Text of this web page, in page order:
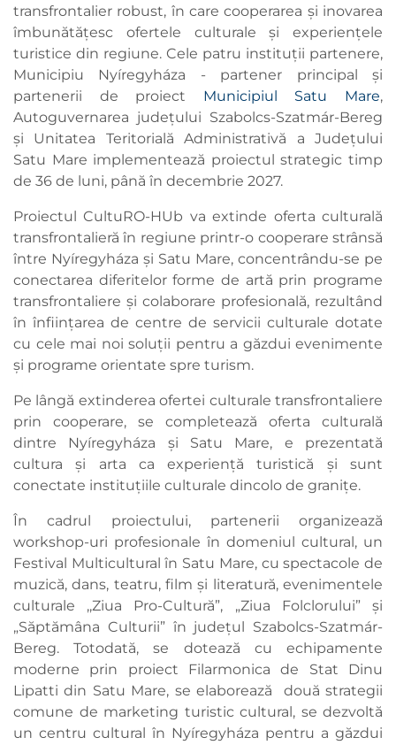
transfrontalier robust, în care cooperarea și inovarea
îmbunătățesc ofertele culturale și experiențele
turistice din regiune. Cele patru instituții partenere,
Municipiu Nyíregyháza - partener principal și
partenerii de proiect Municipiul Satu Mare,
Autoguvernarea județului Szabolcs-Szatmár-Bereg
și Unitatea Teritorială Administrativă a Județului
Satu Mare implementează proiectul strategic timp
de 36 de luni, până în decembrie 2027.
Proiectul CultuRO-HUb va extinde oferta culturală
transfrontalieră în regiune printr-o cooperare strânsă
între Nyíregyháza și Satu Mare, concentrându-se pe
conectarea diferitelor forme de artă prin programe
transfrontaliere și colaborare profesională, rezultând
în înființarea de centre de servicii culturale dotate
cu cele mai noi soluții pentru a găzdui evenimente
și programe orientate spre turism.
Pe lângă extinderea ofertei culturale transfrontaliere
prin cooperare, se completează oferta culturală
dintre Nyíregyháza și Satu Mare, e prezentată
cultura și arta ca experiență turistică și sunt
conectate instituțiile culturale dincolo de granițe.
În cadrul proiectului, partenerii organizează
workshop-uri profesionale în domeniul cultural, un
Festival Multicultural în Satu Mare, cu spectacole de
muzică, dans, teatru, film și literatură, evenimentele
culturale ,,Ziua Pro-Cultură”, „Ziua Folclorului” și
„Săptămâna Culturii” în județul Szabolcs-Szatmár-
Bereg. Totodată, se dotează cu echipamente
moderne prin proiect Filarmonica de Stat Dinu
Lipatti din Satu Mare, se elaborează două strategii
comune de marketing turistic cultural, se dezvoltă
un centru cultural în Nyíregyháza pentru a găzdui